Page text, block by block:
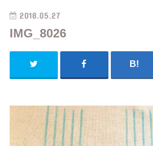
2018.05.27
IMG_8026